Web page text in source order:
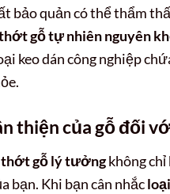
bảo quản có thể thẩm
gỗ tự nhiên nguyên
keo dán công nghiệp
thiện của gỗ đối
thớt gỗ lý tưởngkhông chỉ
bạn. Khi bạn cân nhắc